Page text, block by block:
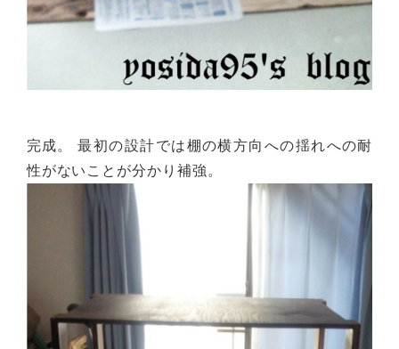
完成。 最初の設計では棚の横方向への揺れへの耐
性がないことが分かり補強。